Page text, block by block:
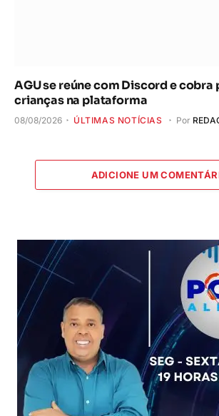
AGU se reúne com Discord e
crianças na plataforma
08/08/2026 ÚLTIMAS NOTÍCIAS Por
ADICIONE UM